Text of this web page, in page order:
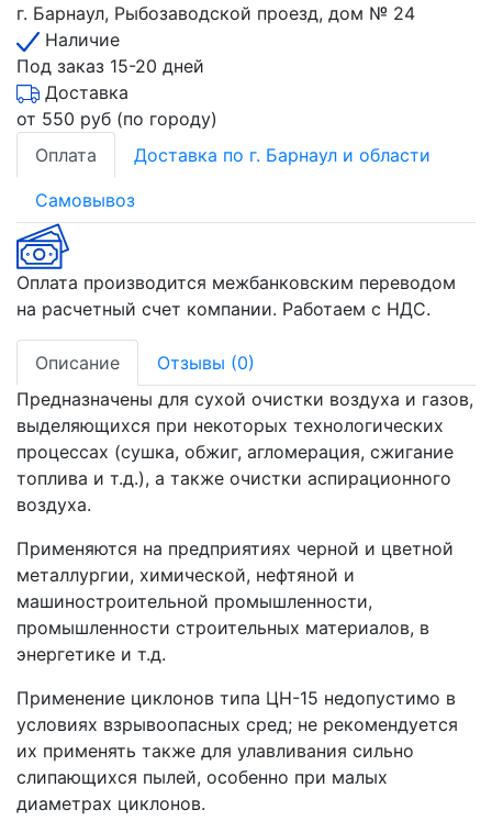
г. Барнаул, Рыбозаводской проезд, дом № 24
Наличие
Под заказ 15-20 дней
Доставка
от 550 руб (по городу)
Оплата
Доставка по г. Барнаул и области
Самовывоз
Оплата производится межбанковским переводом
на расчетный счет компании. Работаем с НДС.
Описание
Отзывы (0)
Предназначены для сухой очистки воздуха и газов,
выделяющихся при некоторых технологических
процессах (сушка, обжиг, агломерация, сжигание
топлива и т.д.), а также очистки аспирационного
воздуха.
Применяются на предприятиях черной и цветной
металлургии, химической, нефтяной и
машиностроительной промышленности,
промышленности строительных материалов, в
энергетике и т.д.
Применение циклонов типа ЦН-15 недопустимо в
условиях взрывоопасных сред; не рекомендуется
их применять также для улавливания сильно
слипающихся пылей, особенно при малых
диаметрах циклонов.